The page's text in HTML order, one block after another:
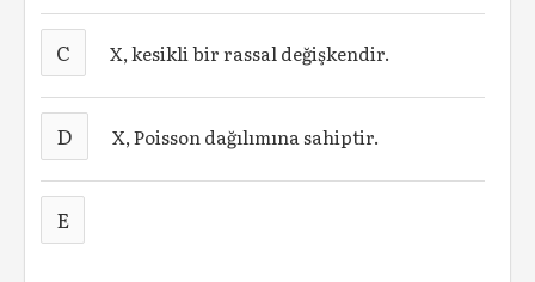
C X, kesikli bir rassal değişkendir.
D X, Poisson dağılımına sahiptir.
E